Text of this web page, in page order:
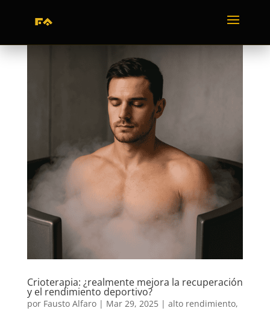
Crioterapia: ¿realmente mejora la recuperación
y el rendimiento deportivo?
por Fausto Alfaro| Mar 29, 2025| alto rendimiento,